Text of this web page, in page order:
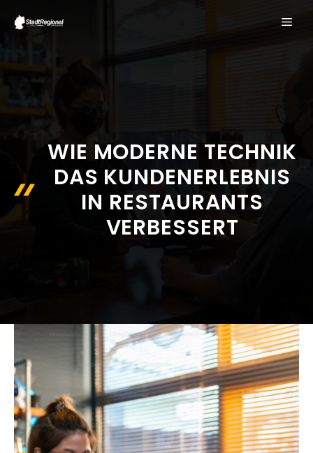
Inhalt
WIE MODERNE TECHNIK
DAS KUNDENERLEBNIS
IN RESTAURANTS
VERBESSERT